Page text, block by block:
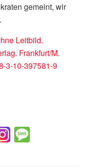
gemeint, wir
Leitbild.
Frankfurt/M.
3-10-397581-9